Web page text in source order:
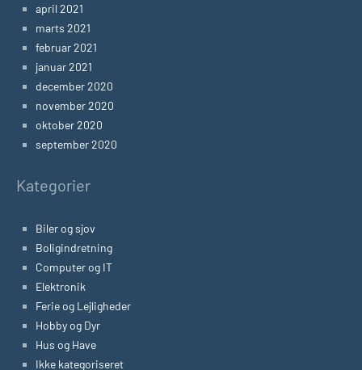
april 2021
marts 2021
februar 2021
januar 2021
december 2020
november 2020
oktober 2020
september 2020
Kategorier
Biler og sjov
Boligindretning
Computer og IT
Elektronik
Ferie og Lejligheder
Hobby og Dyr
Hus og Have
Ikke kategoriseret